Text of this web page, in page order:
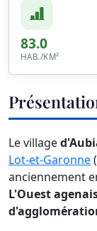
83.0
HAB./KM²
Le village
Lot-et-Garonne(
anciennement
L'Ouest